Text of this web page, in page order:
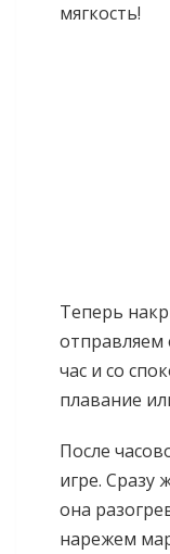
мягкость!
Теперь
отправляем
час и со
плавание
После
игре. Сразу
она
нарежем